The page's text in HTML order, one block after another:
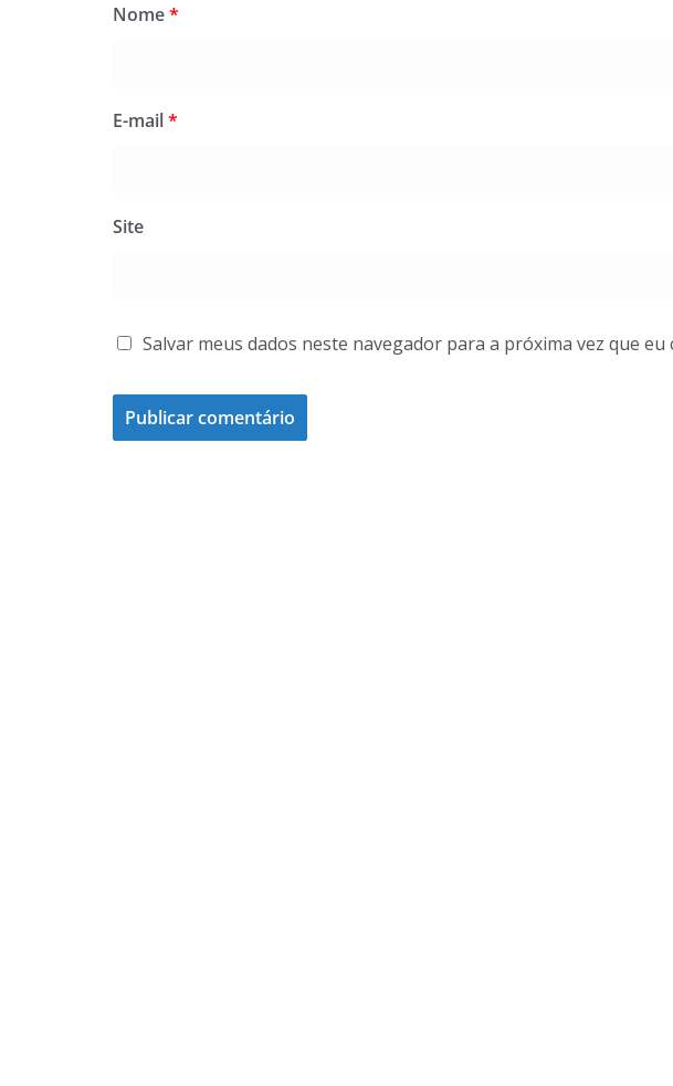
Nome*
E-mail*
Site
Salvar meus dados neste navegador para a próxima vez que eu